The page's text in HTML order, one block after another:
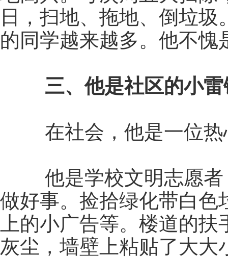
日，扫地、拖地、倒垃
的同学越来越多。他不
三、他是社区的小雷
在社会，他是一位热
他是学校文明志愿者
做好事。捡拾绿化带白色
上的小广告等。楼道的
灰尘，墙壁上粘贴了大